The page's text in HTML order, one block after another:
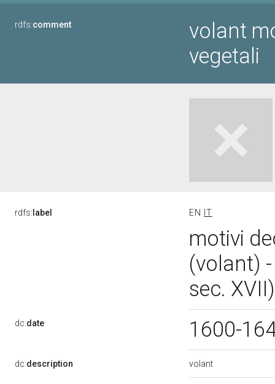
rdfs:comment
volant
vegetali
rdfs: label EN IT
motivi
(volant)
sec.
dc:date 1600-
dc:description volant